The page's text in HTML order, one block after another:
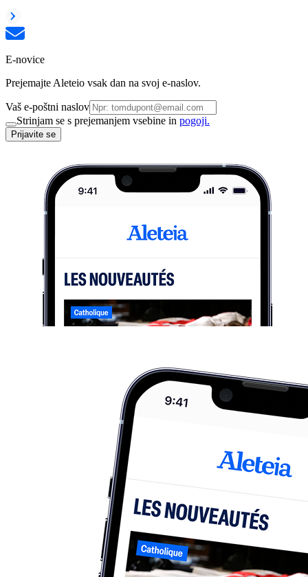
E-novice
Prejemajte Aleteio vsak dan na svoj e-naslov.
Vaš e-poštni naslov
Strinjam se s prejemanjem vsebine in pogoji.
Prijavite se